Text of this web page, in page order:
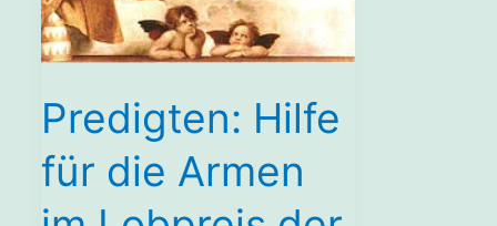
Predigten: Hilfe
für die Armen